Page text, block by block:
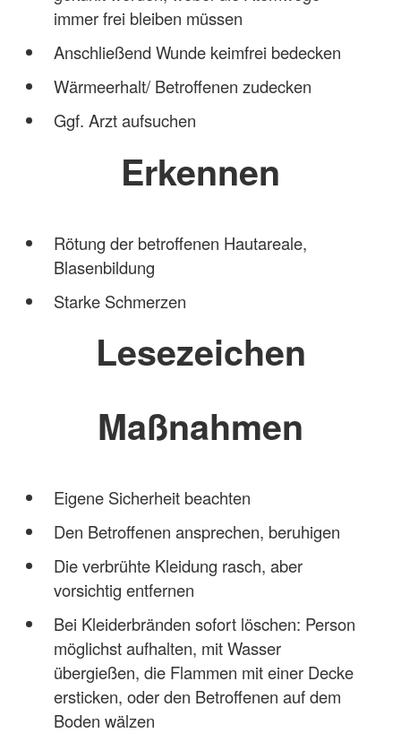
immer frei bleiben müssen
Anschließend Wunde keimfrei bedecken
Wärmeerhalt/ Betroffenen zudecken
Ggf. Arzt aufsuchen
Erkennen
Rötung der betroffenen Hautareale,
Blasenbildung
Starke Schmerzen
Lesezeichen
Maßnahmen
Eigene Sicherheit beachten
Den Betroffenen ansprechen, beruhigen
Die verbrühte Kleidung rasch, aber
vorsichtig entfernen
Bei Kleiderbränden sofort löschen: Person
möglichst aufhalten, mit Wasser
übergießen, die Flammen mit einer Decke
ersticken, oder den Betroffenen auf dem
Boden wälzen